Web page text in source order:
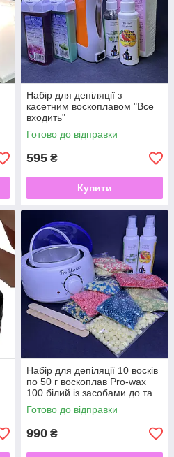
Набір для депіляції з
касетним воскоплавом "Все
входить"
Готово до відправки
595 ₴
Купити
Набір для депіляції 10 восків
по 50 г воскоплав Pro-wax
100 білий із засобами до та
після
Готово до відправки
990 ₴